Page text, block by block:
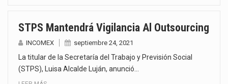
STPS Mantendrá Vigilancia Al Outsourcing
INCOMEX septiembre 24, 2021
La titular de la Secretaría del Trabajo y Previsión Social
(STPS), Luisa Alcalde Luján, anunció…